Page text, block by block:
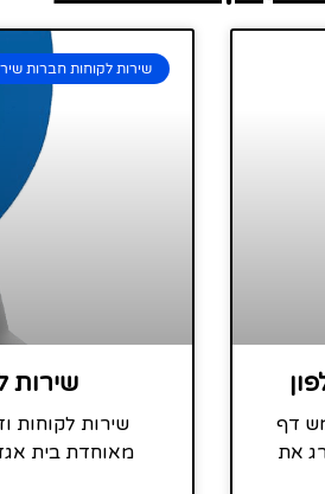
דף
את
שירות לקוחות חברות
שירות
שירות לקוחות
מאוחדת בית